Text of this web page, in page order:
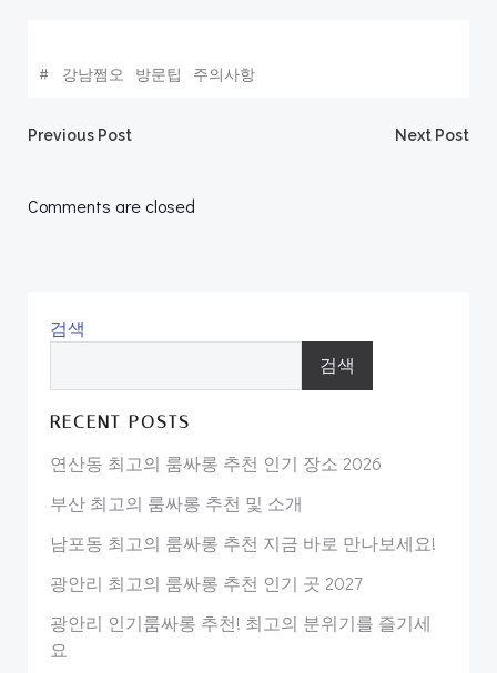
# 강남쩜오 방문팁 주의사항
Post
navigation
Previous Post Next Post
Comments are closed
검색
검색
RECENT POSTS
연산동 최고의 룸싸롱 추천 인기 장소 2026
부산 최고의 룸싸롱 추천 및 소개
남포동 최고의 룸싸롱 추천 지금 바로 만나보세요!
광안리 최고의 룸싸롱 추천 인기 곳 2027
광안리 인기룸싸롱 추천! 최고의 분위기를 즐기세
요